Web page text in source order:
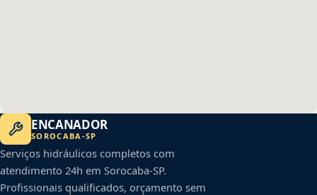
ENCANADOR
SOROCABA -SP
Serviços hidráulicos completos com
atendimento 24h em Sorocaba-SP.
Profissionais qualificados, orçamento sem